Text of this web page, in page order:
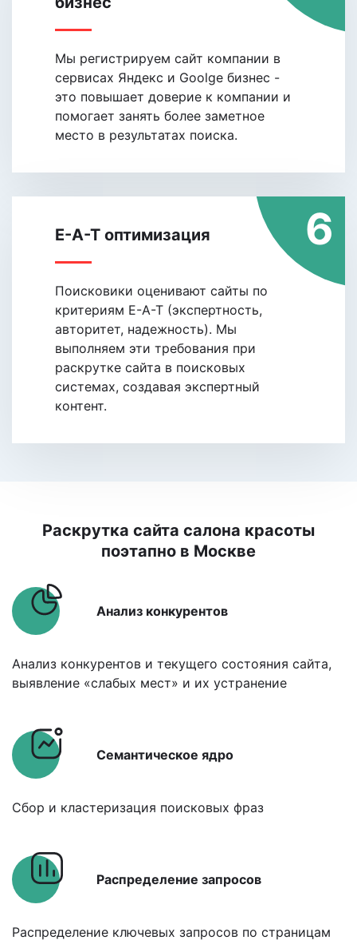
Мы регистрируем сайт компании в
сервисах Яндекс и Goolge бизнес -
это повышает доверие к компании и
помогает занять более заметное
место в результатах поиска.
E-A-T оптимизация 6
Поисковики oценивают сайты по
критериям E-A-T (экспертность,
авторитет, надежность). Мы
выполняем эти требования при
раскрутке сайта в поисковых
системах, coздавая экспертный
контент.
Раскрутка сайта салона красоты
поэтапно в Москве
Анализ конкурентов
Анализ конкурентов и текущего состояния сайта,
выявление «слабых мест» и их устранение
Семантическое ядро
Сбор и кластеризация поисковых фраз
Распределение запросов
Распределение ключевых запросов по страницам